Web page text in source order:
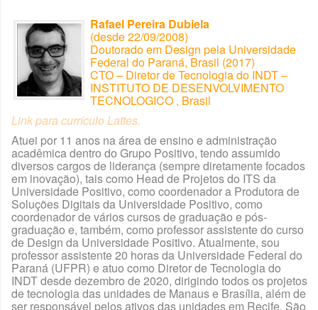
Rafael Pereira Dubiela
(desde 22/09/2008)
Doutorado em Design pela Universidade
Federal do Paraná, Brasil (2017)
CTO – Diretor de Tecnologia do INDT –
INSTITUTO DE DESENVOLVIMENTO
TECNOLOGICO , Brasil
Link para currículo Lattes.
Atuei por 11 anos na área de ensino e administração
acadêmica dentro do Grupo Positivo, tendo assumido
diversos cargos de liderança (sempre diretamente focados
em inovação), tais como Head de Projetos do ITS da
Universidade Positivo, como coordenador a Produtora de
Soluções Digitais da Universidade Positivo, como
coordenador de vários cursos de graduação e pós-
graduação e, também, como professor assistente do curso
de Design da Universidade Positivo. Atualmente, sou
professor assistente 20 horas da Universidade Federal do
Paraná (UFPR) e atuo como Diretor de Tecnologia do
INDT desde dezembro de 2020, dirigindo todos os projetos
de tecnologia das unidades de Manaus e Brasília, além de
ser responsável pelos ativos das unidades em Recife, São